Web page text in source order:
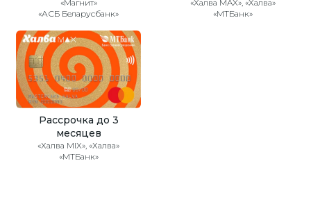
«Магнит»
«АСБ Беларусбанк»
«Халва MAX», «Халва»
«МТБанк»
Рассрочка до 3
месяцев
«Халва MIX», «Халва»
«МТБанк»